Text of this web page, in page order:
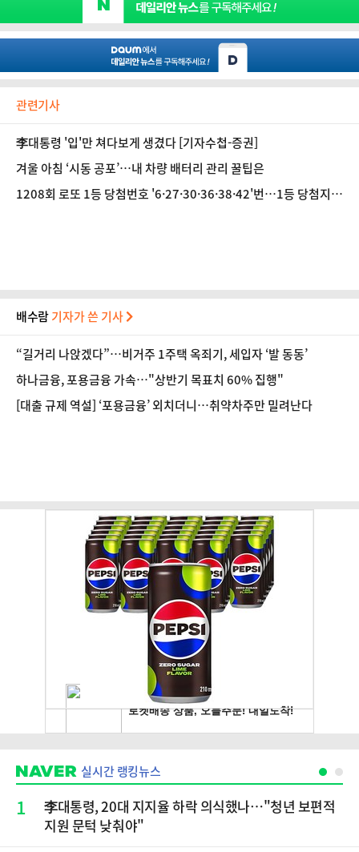
관련기사
李대통령 '입'만 쳐다보게 생겼다 [기자수첩-증권]
겨울 아침 ‘시동 공포’…내 차량 배터리 관리 꿀팁은
1208회 로또 1등 당첨번호 '6·27·30·36·38·42'번…1등 당첨지역
배수람기자가 쓴 기사
“길거리 나앉겠다”…비거주 1주택 옥죄기, 세입자 ‘발 동동’
하나금융, 포용금융 가속…"상반기 목표치 60% 집행"
[대출 규제 역설] ‘포용금융’ 외치더니…취약차주만 밀려난다
실시간 랭킹뉴스
1
李대통령, 20대 지지율 하락 의식했나…"청년 보편적
지원 문턱 낮춰야"